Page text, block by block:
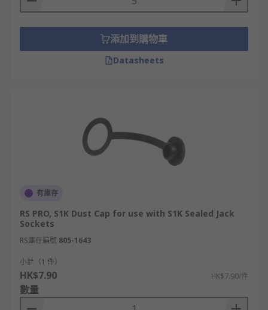
添加到購物車
Datasheets
有庫存
RS PRO, S1K Dust Cap for use with S1K Sealed Jack
Sockets
RS庫存編號 805-1643
小計（1 件）
HK$7.90 HK$7.90/件
數量